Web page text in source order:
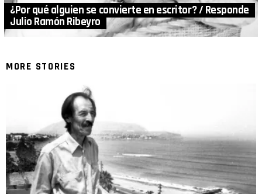
¿Por qué alguien se convierte en escritor? / Responde
Julio Ramón Ribeyro
MORE STORIES